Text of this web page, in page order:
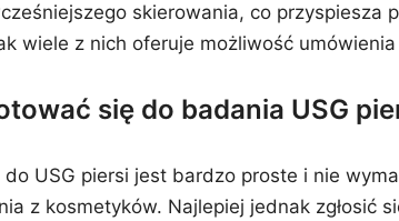
skierowania, co przyspiesza
wiele z nich oferuje możliwość
się do badania USG
do USG piersi jest bardzo proste i nie
z kosmetyków. Najlepiej jednak